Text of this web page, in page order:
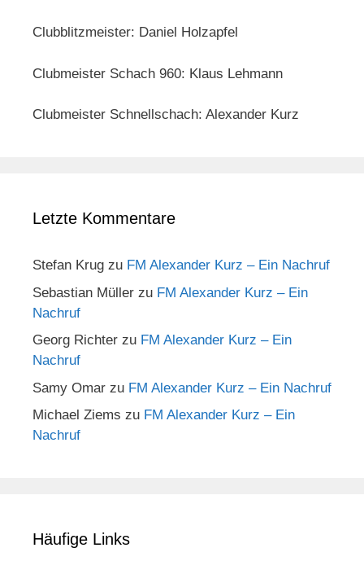
Clubblitzmeister: Daniel Holzapfel
Clubmeister Schach 960: Klaus Lehmann
Clubmeister Schnellschach: Alexander Kurz
Letzte Kommentare
Stefan Krug zu FM Alexander Kurz – Ein Nachruf
Sebastian Müller zu FM Alexander Kurz – Ein
Nachruf
Georg Richter zu FM Alexander Kurz – Ein
Nachruf
Samy Omar zu FM Alexander Kurz – Ein Nachruf
Michael Ziems zu FM Alexander Kurz – Ein
Nachruf
Häufige Links